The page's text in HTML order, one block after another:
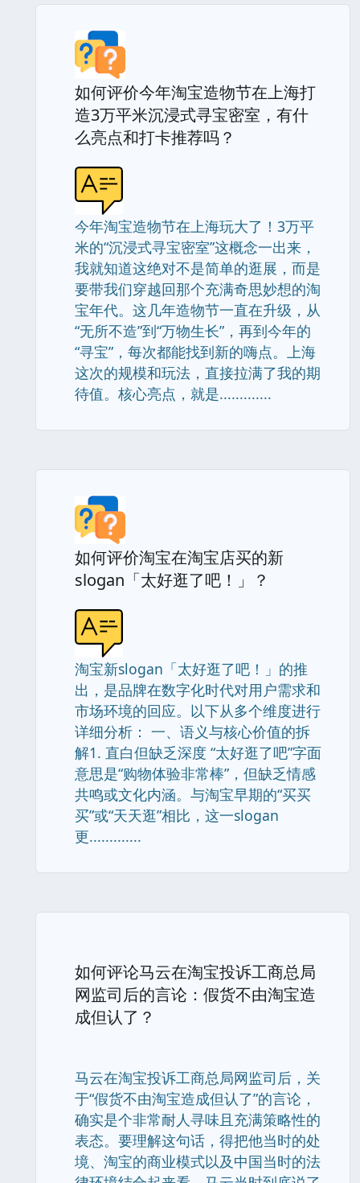
如何评价今年淘宝造物节在上海打
造3万平米沉浸式寻宝密室，有什
么亮点和打卡推荐吗？
今年淘宝造物节在上海玩大了！3万平
米的“沉浸式寻宝密室”这概念一出来，
我就知道这绝对不是简单的逛展，而是
要带我们穿越回那个充满奇思妙想的淘
宝年代。这几年造物节一直在升级，从
“无所不造”到“万物生长”，再到今年的
“寻宝”，每次都能找到新的嗨点。上海
这次的规模和玩法，直接拉满了我的期
待值。核心亮点，就是.............
如何评价淘宝在淘宝店买的新
slogan「太好逛了吧！」？
淘宝新slogan「太好逛了吧！」的推
出，是品牌在数字化时代对用户需求和
市场环境的回应。以下从多个维度进行
详细分析： 一、语义与核心价值的拆
解1. 直白但缺乏深度 “太好逛了吧”字面
意思是“购物体验非常棒”，但缺乏情感
共鸣或文化内涵。与淘宝早期的“买买
买”或“天天逛”相比，这一slogan
更.............
如何评论马云在淘宝投诉工商总局
网监司后的言论：假货不由淘宝造
成但认了？
马云在淘宝投诉工商总局网监司后，关
于“假货不由淘宝造成但认了”的言论，
确实是个非常耐人寻味且充满策略性的
表态。要理解这句话，得把他当时的处
境、淘宝的商业模式以及中国当时的法